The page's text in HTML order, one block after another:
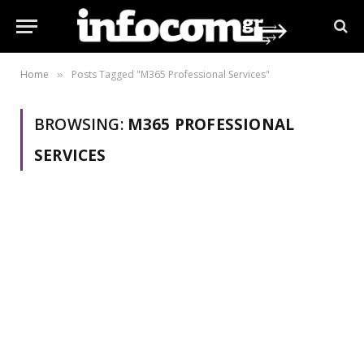
Home » Posts Tagged "M365 Professional Services"
BROWSING: M365 PROFESSIONAL
SERVICES